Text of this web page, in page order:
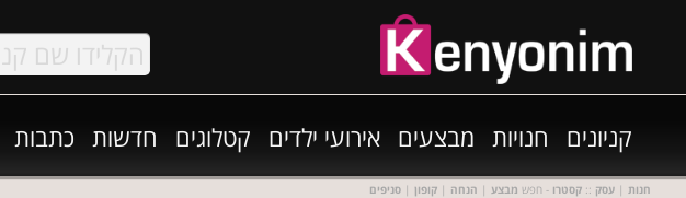
קניונים חנויות מבצעים אירועי ילדים קטלוגים חדשות כתבות
חנות | עסק :: קסטרו - חפש מבצע | הנחה | קופון | סניפים